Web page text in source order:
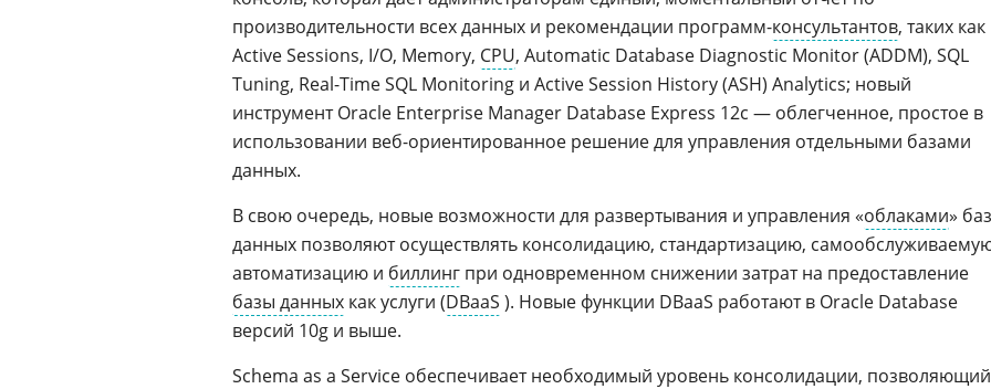
производительности всех данных и рекомендации программ-консультантов, таких как
Active Sessions, I/O, Memory, CPU, Automatic Database Diagnostic Monitor (ADDM), SQL
Tuning, Real-Time SQL Monitoring и Active Session History (ASH) Analytics; новый
инструмент Oracle Enterprise Manager Database Express 12c — облегченное, простое в
использовании веб-ориентированное решение для управления отдельными базами
данных.
В свою очередь, новые возможности для развертывания и управления «облаками» баз
данных позволяют осуществлять консолидацию, стандартизацию,
автоматизацию и биллинг при одновременном снижении затрат на предоставление
базы данных как услуги (DBaaS ). Новые функции DBaaS работают в Oracle Database
версий 10g и выше.
Schema as a Service обеспечивает необходимый уровень консолидации, позволяющий